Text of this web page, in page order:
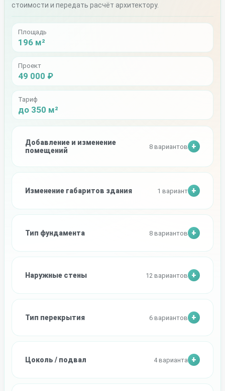
стоимости и передать расчёт архитектору.
Площадь
196 м²
Проект
49 000 ₽
Тариф
до 350 м²
Добавление и изменение
помещений
8 вариантов
Изменение габаритов здания 1 вариант
Тип фундамента 8 вариантов
Наружные стены 12 вариантов
Тип перекрытия 6 вариантов
Цоколь / подвал 4 варианта